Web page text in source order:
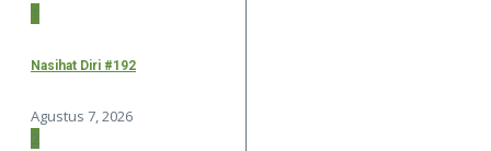
1
Nasihat Diri #192
Agustus 7, 2026
2